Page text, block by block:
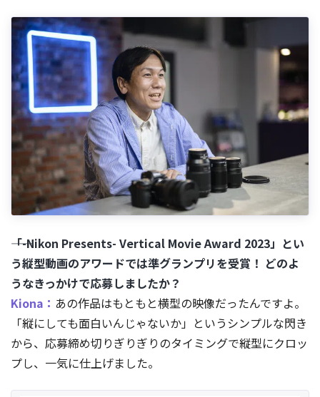
――「-Nikon Presents- Vertical Movie Award 2023」とい
う縦型動画のアワードでは準グランプリを受賞！ どのよ
うなきっかけで応募しましたか？
Kiona： あの作品はもともと横型の映像だったんですよ。
「縦にしても面白いんじゃないか」というシンプルな閃き
から、応募締め切りぎりぎりのタイミングで縦型にクロッ
プし、一気に仕上げました。